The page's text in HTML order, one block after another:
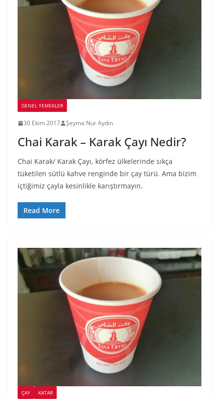
GENEL YEMEKLER
30 Ekim 2017 Şeyma Nur Aydın
Chai Karak – Karak Çayı Nedir?
Chai Karak/ Karak Çayı, körfez ülkelerinde sıkça
tüketilen sütlü kahve renginde bir çay türü. Ama bizim
içtiğimiz çayla kesinlikle karıştırmayın.
Read More
ÇAY KATAR